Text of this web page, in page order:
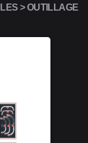
> OUTILLAGE